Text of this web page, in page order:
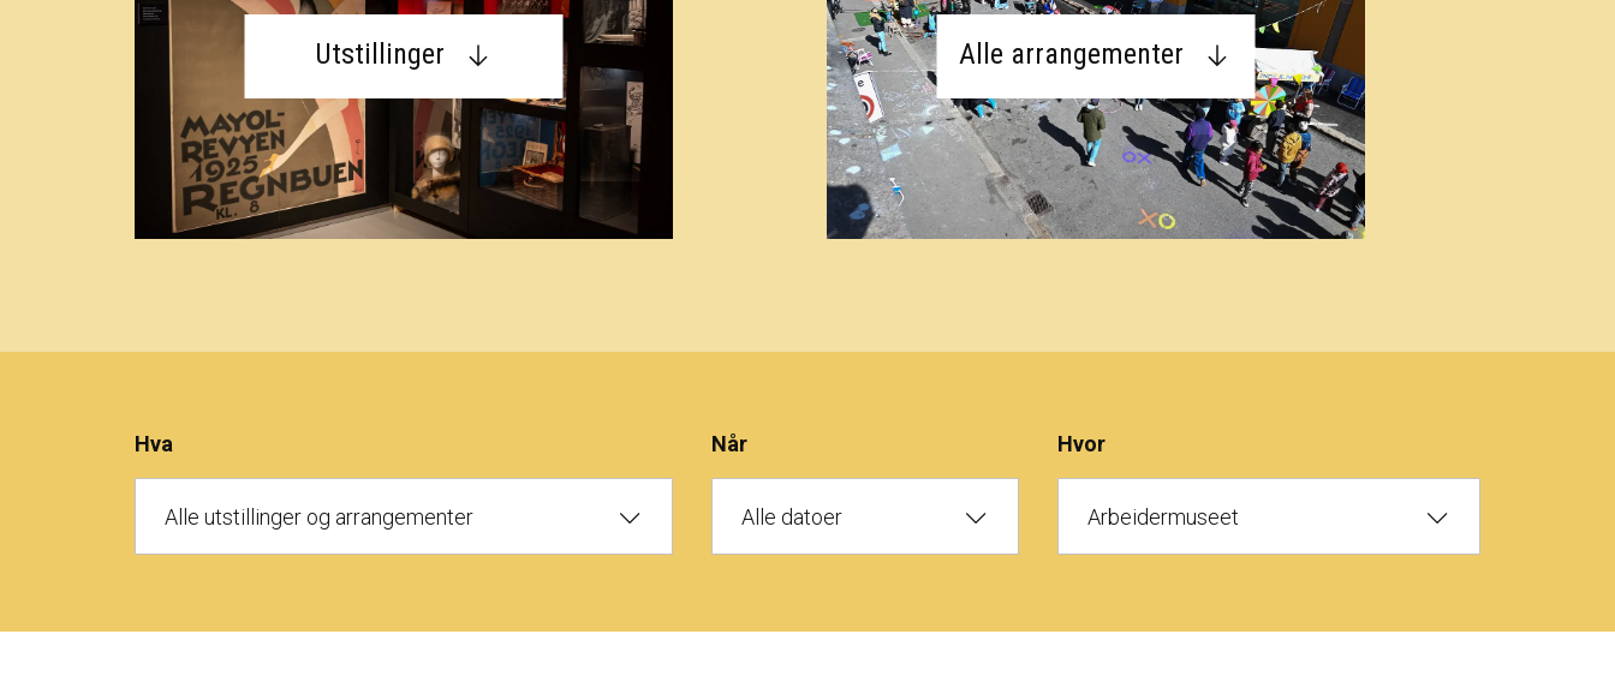
Utstillinger Alle arrangementer
Hva
Alle utstillinger og arrangementer
Når
Alle datoer
Hvor
Arbeidermuseet